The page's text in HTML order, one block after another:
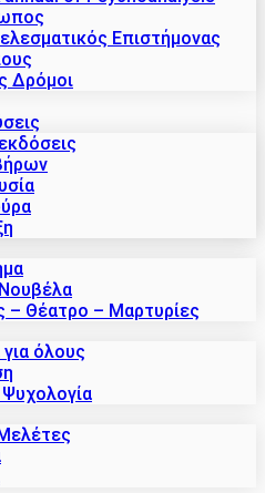
Επιστήμονας
Δρόμοι
– Θέατρο – Μαρτυρίες
όλους